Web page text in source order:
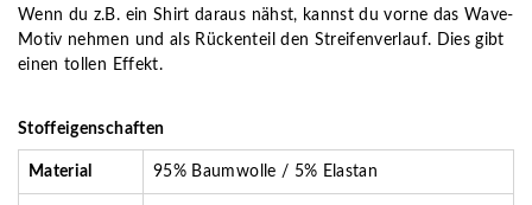
Wenn du z.B. ein Shirt daraus nähst, kannst du vorne das Wave-
Motiv nehmen und als Rückenteil den Streifenverlauf. Dies gibt
einen tollen Effekt.
Stoffeigenschaften
Material 95% Baumwolle / 5% Elastan